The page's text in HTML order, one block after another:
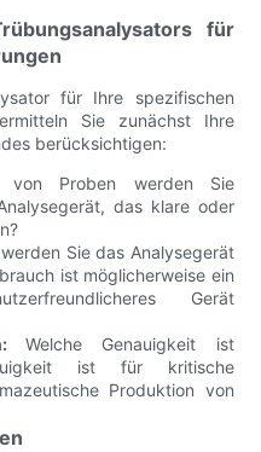
für
für Ihre spezifischen
Sie zunächst Ihre
berücksichtigen:
von Proben werden Sie
das klare oder
Sie das Analysegerät
ist möglicherweise ein
Gerät
Welche Genauigkeit ist
ist für kritische
Produktion von